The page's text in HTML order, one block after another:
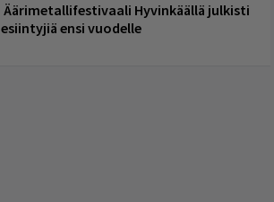
Äärimetallifestivaali Hyvinkäällä julkisti
esiintyjiä ensi vuodelle